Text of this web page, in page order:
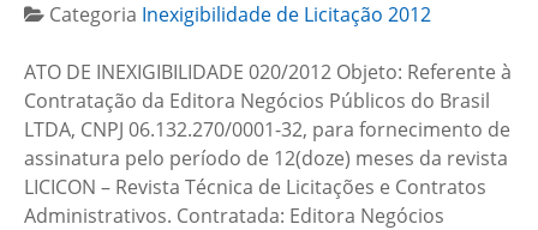
Categoria Inexigibilidade de Licitação 2012
ATO DE INEXIGIBILIDADE 020/2012 Objeto: Referente à
Contratação da Editora Negócios Públicos do Brasil
LTDA, CNPJ 06.132.270/0001-32, para fornecimento de
assinatura pelo período de 12(doze) meses da revista
LICICON – Revista Técnica de Licitações e Contratos
Administrativos. Contratada: Editora Negócios